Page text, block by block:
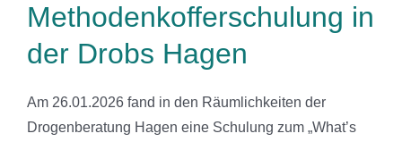
Methodenkofferschulung in
der Drobs Hagen
Am 26.01.2026 fand in den Räumlichkeiten der
Drogenberatung Hagen eine Schulung zum „What’s